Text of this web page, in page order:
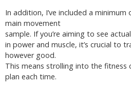
In addition, I’ve included a
main movement
sample. If you’re aiming to see
in power and muscle, it’s crucial to
however good.
This means strolling into the fitness
plan each time.